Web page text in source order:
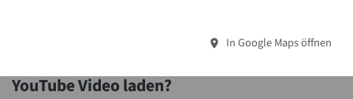
In Google Maps öffnen
YouTube Video laden?